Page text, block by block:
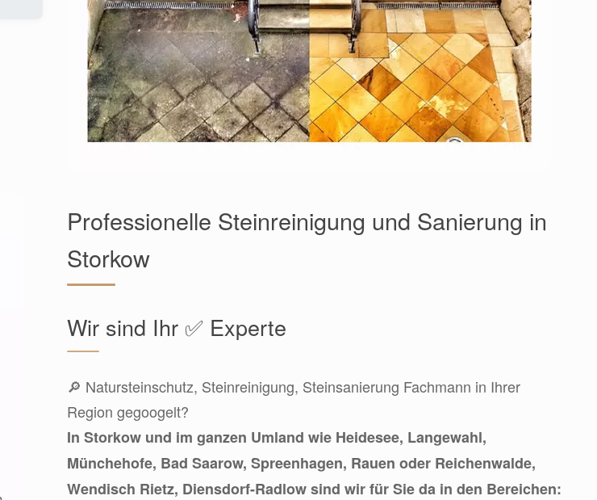
Professionelle Steinreinigung und Sanierung in
Storkow
Wir sind Ihr ✅ Experte
🔎 Natursteinschutz, Steinreinigung, Steinsanierung Fachmann in Ihrer
Region gegoogelt?
In Storkow und im ganzen Umland wie Heidesee, Langewahl,
Münchehofe, Bad Saarow, Spreenhagen, Rauen oder Reichenwalde,
Wendisch Rietz, Diensdorf-Radlow sind wir für Sie da in den Bereichen: